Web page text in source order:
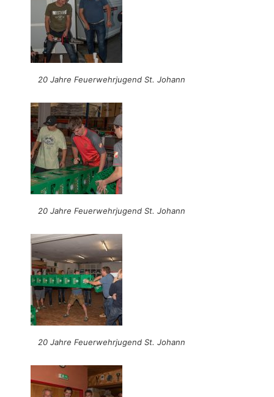
20 Jahre Feuerwehrjugend St. Johann
20 Jahre Feuerwehrjugend St. Johann
20 Jahre Feuerwehrjugend St. Johann